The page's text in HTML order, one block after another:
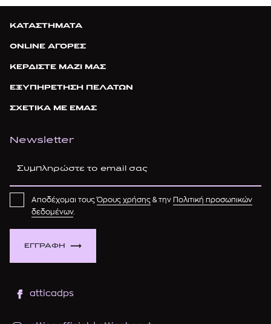
ΚΑΤΑΣΤΗΜΑΤΑ
ONLINE ΑΓΟΡΕΣ
ΚΕΡΔΙΣΤΕ ΜΑΖΙ ΜΑΣ
ΕΞΥΠΗΡΕΤΗΣΗ ΠΕΛΑΤΩΝ
ΣΧΕΤΙΚΑ ΜΕ ΕΜΑΣ
Newsletter
ΕΓΓΡΑΦΗ
Αποδέχομαι τουςΌρους χρήσης & την Πολιτική προσωπικών
δεδομένων.
atticadps